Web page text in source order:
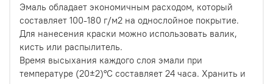
Эмаль обладает экономичным расходом, который
составляет 100-180 г/м2 на однослойное покрытие.
Для нанесения краски можно использовать валик,
кисть или распылитель.
Время высыхания каждого слоя эмали при
температуре (20±2)°C составляет 24 часа. Хранить и